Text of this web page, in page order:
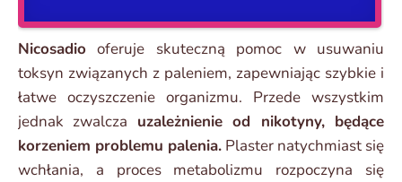
Nicosadio oferuje skuteczną pomoc w usuwaniu
toksyn związanych z paleniem, zapewniając szybkie i
łatwe oczyszczenie organizmu. Przede wszystkim
jednak zwalcza uzależnienie od nikotyny, będące
korzeniem problemu palenia. Plaster natychmiast się
wchłania, a proces metabolizmu rozpoczyna się